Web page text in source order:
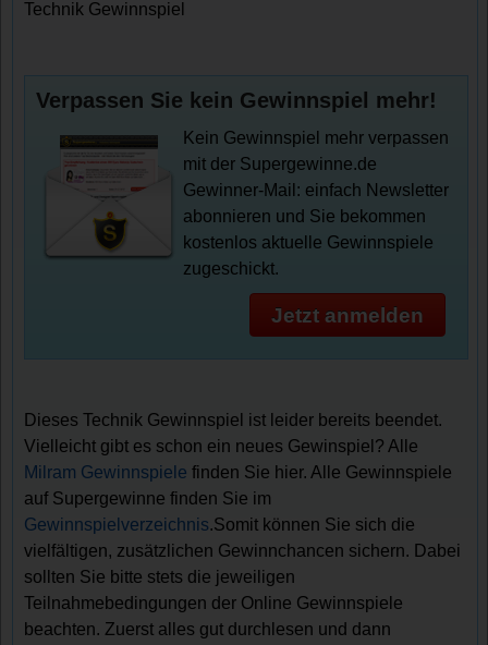
Technik Gewinnspiel
Verpassen Sie kein Gewinnspiel mehr!
Kein Gewinnspiel mehr verpassen
mit der Supergewinne.de
Gewinner-Mail: einfach Newsletter
abonnieren und Sie bekommen
kostenlos aktuelle Gewinnspiele
zugeschickt.
Jetzt anmelden
Dieses Technik Gewinnspiel ist leider bereits beendet.
Vielleicht gibt es schon ein neues Gewinspiel? Alle
Milram Gewinnspiele finden Sie hier. Alle Gewinnspiele
auf Supergewinne finden Sie im
Gewinnspielverzeichnis.Somit können Sie sich die
vielfältigen, zusätzlichen Gewinnchancen sichern. Dabei
sollten Sie bitte stets die jeweiligen
Teilnahmebedingungen der Online Gewinnspiele
beachten. Zuerst alles gut durchlesen und dann